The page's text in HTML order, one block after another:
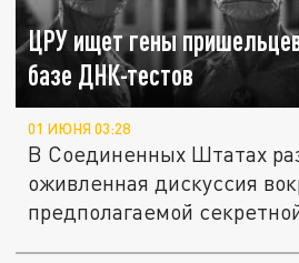
ЦРУ ищет гены
базе ДНК-тестов
01 ИЮНЯ 03:28
В Соединенных Штатах
оживленная дискуссия
предполагаемой